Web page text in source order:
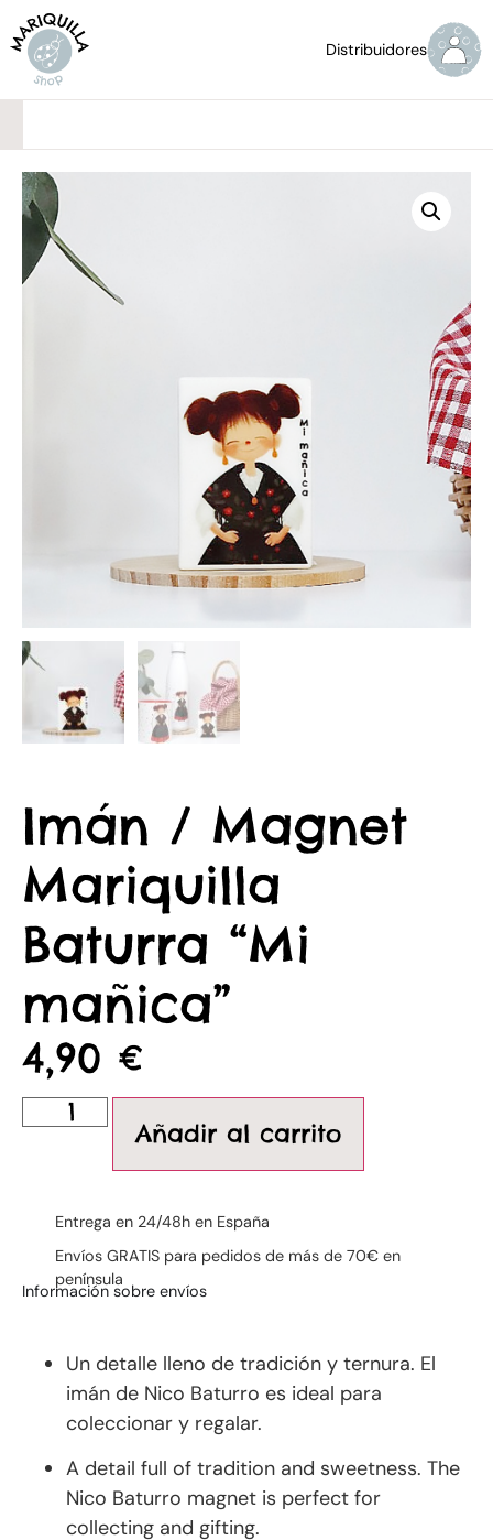
Distribuidores
Imán / Magnet
Mariquilla
Baturra “Mi
mañica”
Un detalle lleno de tradición y ternura. El
imán de Nico Baturro es ideal para
coleccionar y regalar.
A detail full of tradition and sweetness. The
Nico Baturro magnet is perfect for
collecting and gifting.
4,90 €
Añadir al carrito
Entrega en 24/48h en España
Envíos GRATIS para pedidos de más de 70€ en
península
Información sobre envíos